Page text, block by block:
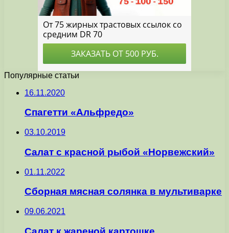
Популярные статьи
16.11.2020
Спагетти «Альфредо»
03.10.2019
Салат с красной рыбой «Норвежский»
01.11.2022
Сборная мясная солянка в мультиварке
09.06.2021